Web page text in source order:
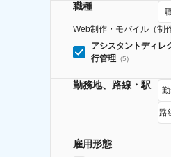
職種
Web制作・モバイル（制
アシスタントディレ
行管理 (5)
勤務地、路線・駅
路
雇用形態